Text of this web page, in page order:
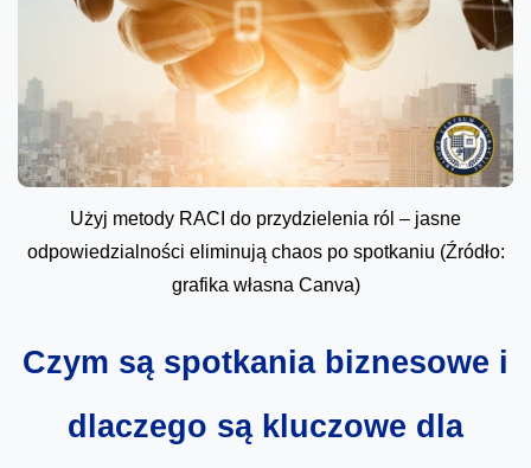
Użyj metody RACI do przydzielenia ról – jasne
odpowiedzialności eliminują chaos po spotkaniu (Źródło:
grafika własna Canva)
Czym są spotkania biznesowe i
dlaczego są kluczowe dla